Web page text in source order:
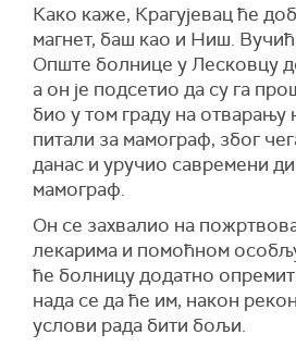
Како каже, Крагујевац ће
магнет, баш као и Ниш.
Опште болнице у Лесковцу
а он је подсетио да су га
био у том граду на отварању
питали за мамограф, због
данас и уручио савремени
мамограф.
Он се захвалио на
лекарима и помоћном
ће болницу додатно
нада се да ће им, након
услови рада бити бољи.